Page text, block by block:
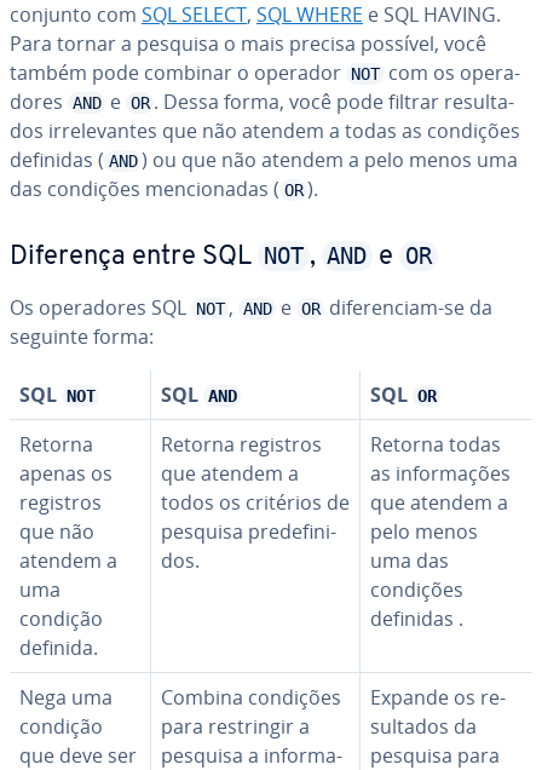
conjunto com SQL SELECT, SQL WHERE e SQL HAVING.
Para tornar a pesquisa o mais precisa possível, você
também pode combinar o operador NOT com os ope­ra­
do­res AND e OR . Dessa forma, você pode filtrar re­sul­ta­
dos ir­re­le­van­tes que não atendem a todas as condições
definidas ( AND ) ou que não atendem a pelo menos uma
das condições men­ci­o­na­das ( OR ).
Diferença entre SQL NOT , AND e OR
Os ope­ra­do­res SQL NOT , AND e OR di­fe­ren­ciam-se da
seguinte forma:
SQL NOT SQL AND SQL OR
Retorna
apenas os
registros
que não
atendem a
uma
condição
definida.
Retorna registros
que atendem a
todos os critérios de
pesquisa pre­de­fi­ni­
dos.
Retorna todas
as in­for­ma­ções
que atendem a
pelo menos
uma das
condições
definidas .
Nega uma
condição
que deve ser
Combina condições
para res­trin­gir a
pesquisa a in­for­ma­
Expande os re­
sul­ta­dos da
pesquisa para